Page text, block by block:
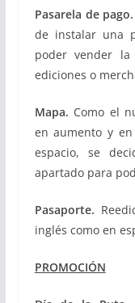
Pasarela de pago.
de instalar una
poder vender la
ediciones o
Mapa. Como el
en aumento y
espacio, se
apartado para
Pasaporte.
inglés como en
PROMOCIÓN